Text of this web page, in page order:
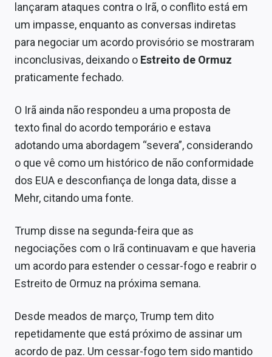
Sobre
Expediente
lançaram ataques contra o Irã, o conflito está em
um impasse, enquanto as conversas indiretas
para negociar um acordo provisório se mostraram
inconclusivas, deixando o Estreito de Ormuz
praticamente fechado.
O Irã ainda não respondeu a uma proposta de
texto final do acordo temporário e estava
adotando uma abordagem “severa”, considerando
o que vê como um histórico de não conformidade
dos EUA e desconfiança de longa data, disse a
Mehr, citando uma fonte.
Trump disse na segunda-feira que as
negociações com o Irã continuavam e que haveria
um acordo para estender o cessar-fogo e reabrir o
Estreito de Ormuz na próxima semana.
Desde meados de março, Trump tem dito
repetidamente que está próximo de assinar um
acordo de paz. Um cessar-fogo tem sido mantido